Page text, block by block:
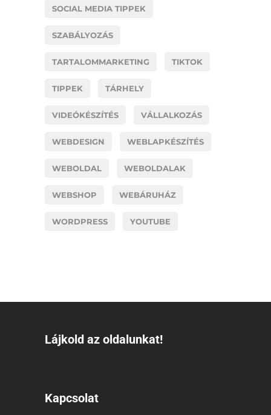
SOCIAL MEDIA TIPPEK
SZABÁLYOZÁS
TARTALOMMARKETING TIKTOK
TIPPEK TÁRHELY
VIDEÓKÉSZÍTÉS VÁLLALKOZÁS
WEBDESIGN WEBLAPKÉSZÍTÉS
WEBOLDAL WEBOLDALAK
WEBSHOP WEBÁRUHÁZ
WORDPRESS YOUTUBE
Lájkold az oldalunkat!
Kapcsolat